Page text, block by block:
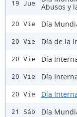
19 Jue
Abusos y
20 Vie Día
20 Vie Día de la
20 Vie Día
20 Vie Día
20 Vie Día
21 Sáb Día